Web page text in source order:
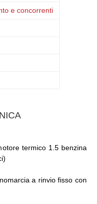
e concorrenti
termico 1.5 benzina
a rinvio fisso con